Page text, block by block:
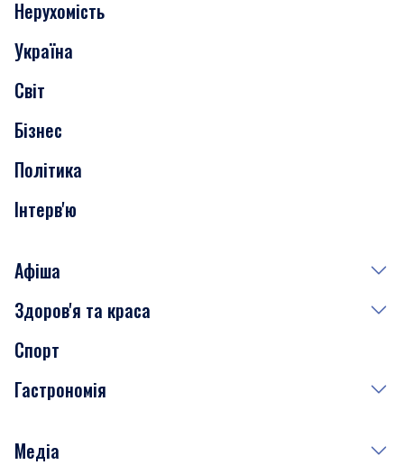
Події
Скандали
Нерухомість
Транспорт
Нерухомість
Україна
Світ
Бізнес
Політика
Інтерв'ю
Афіша
Сьогодні
Завтра
Субота
Здоров'я та краса
Медицина
Краса
Спорт
Гастрономія
Рецепти
Медіа